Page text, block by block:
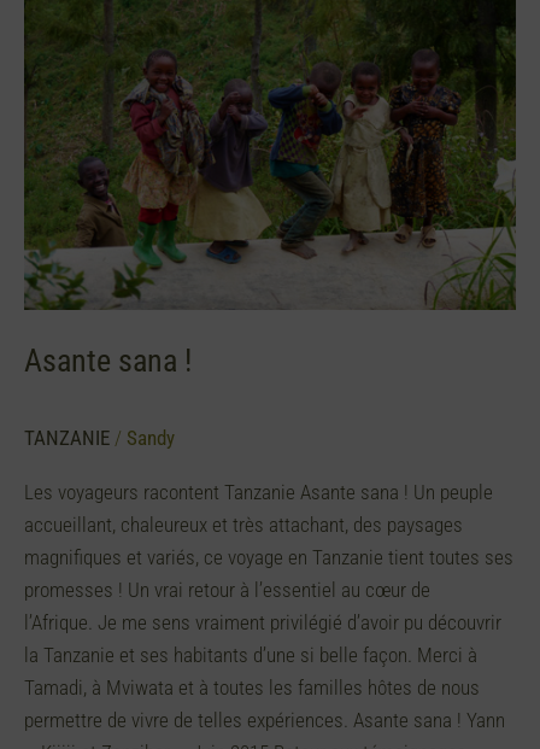
Asante sana !
TANZANIE / Sandy
Les voyageurs racontent Tanzanie Asante sana ! Un peuple
accueillant, chaleureux et très attachant, des paysages
magnifiques et variés, ce voyage en Tanzanie tient toutes ses
promesses ! Un vrai retour à l’essentiel au cœur de
l’Afrique. Je me sens vraiment privilégié d’avoir pu découvrir
la Tanzanie et ses habitants d’une si belle façon. Merci à
Tamadi, à Mviwata et à toutes les familles hôtes de nous
permettre de vivre de telles expériences. Asante sana ! Yann